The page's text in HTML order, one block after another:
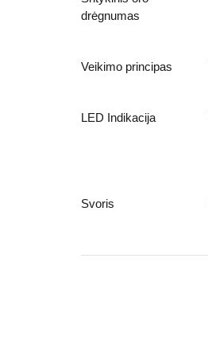
drėgnumas
Veikimo principas
LED Indikacija
Svoris